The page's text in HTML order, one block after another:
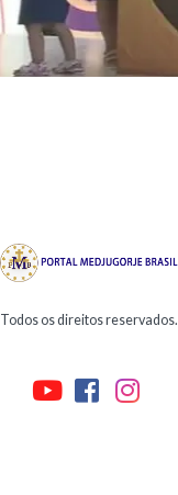
Todos os direitos reservados.